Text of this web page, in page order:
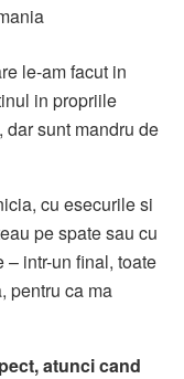
le-am facut in
in propriile
dar sunt mandru de
cu esecurile si
pe spate sau cu
intr-un final, toate
pentru ca ma
atunci cand